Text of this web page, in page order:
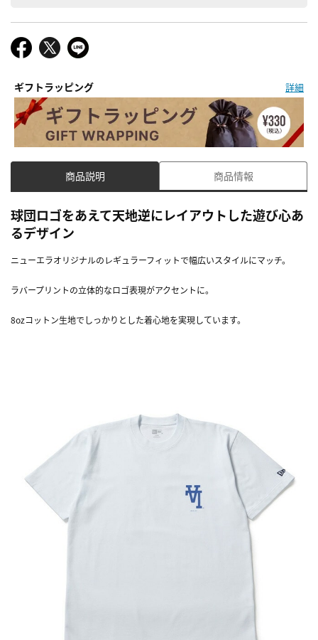
ギフトラッピング 詳細
商品説明 商品情報
球団ロゴをあえて天地逆にレイアウトした遊び心あ
るデザイン
ニューエラオリジナルのレギュラーフィットで幅広いスタイルにマッチ。
ラバープリントの立体的なロゴ表現がアクセントに。
8ozコットン生地でしっかりとした着心地を実現しています。